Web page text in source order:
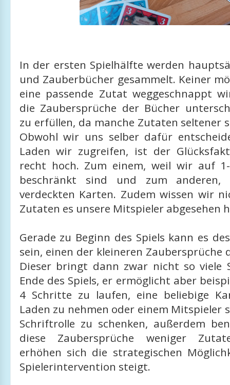
In der ersten Spielhälfte werden
und Zauberbücher gesammelt. Keiner
eine passende Zutat weggeschnappt
die Zaubersprüche der Bücher
zu erfüllen, da manche Zutaten seltener
Obwohl wir uns selber dafür
Laden wir zugreifen, ist der
recht hoch. Zum einem, weil wir auf
beschränkt sind und zum anderen,
verdeckten Karten. Zudem wissen wir
Zutaten es unsere Mitspieler abgesehen
Gerade zu Beginn des Spiels kann es
sein, einen der kleineren Zaubersprüche
Dieser bringt dann zwar nicht so viele
Ende des Spiels, er ermöglicht aber
4 Schritte zu laufen, eine beliebige
Laden zu nehmen oder einem Mitspieler
Schriftrolle zu schenken, außerdem
diese Zaubersprüche weniger
erhöhen sich die strategischen
Spielerintervention steigt.